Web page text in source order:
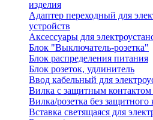
изделия
Адаптер переходный для
устройств
Аксессуары для
Блок "Выключатель-розетка"
Блок распределения питания
Блок розеток, удлинитель
Ввод кабельный для
Вилка с защитным
Вилка/розетка без защитного
Вставка светящаяся для